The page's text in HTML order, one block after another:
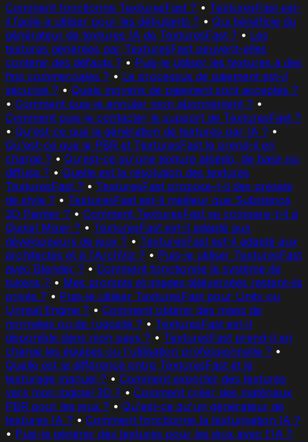
Comment fonctionne TexturesFast ? • TexturesFast est-
il facile à utiliser pour les débutants ? • Qui bénéficie du
générateur de textures IA de TexturesFast ? • Les
textures générées par TexturesFast peuvent-elles
contenir des défauts ? • Puis-je utiliser les textures à des
fins commerciales ? • Le processus de paiement est-il
sécurisé ? • Quels moyens de paiement sont acceptés ?
• Comment puis-je annuler mon abonnement ? •
Comment puis-je contacter le support de TexturesFast ?
• Qu'est-ce que la génération de textures par IA ? •
Qu'est-ce que le PBR et TexturesFast le prend-il en
charge ? • Qu'est-ce qu'une texture albédo, de base ou
diffuse ? • Quelle est la résolution des textures
TexturesFast ? • TexturesFast propose-t-il des presets
de style ? • TexturesFast est-il meilleur que Substance
3D Painter ? • Comment TexturesFast se compare-t-il à
Quixel Mixer ? • TexturesFast est-il adapté aux
développeurs de jeux ? • TexturesFast est-il adapté aux
architectes et à l'ArchViz ? • Puis-je utiliser TexturesFast
avec Blender ? • Comment fonctionne le système de
tokens ? • Mes prompts et images téléversées restent-ils
privés ? • Puis-je utiliser TexturesFast pour Unity ou
Unreal Engine ? • Comment obtenir des maps de
normales ou de rugosité ? • TexturesFast est-il
disponible dans mon pays ? • TexturesFast prend-il en
charge les équipes ou l'utilisation professionnelle ? •
Quelle est la différence entre TexturesFast et le
texturage manuel ? • Comment exporter des textures
vers mon logiciel 3D ? • Comment créer des matériaux
PBR pour les jeux ? • Qu'est-ce qu'un générateur de
textures IA ? • Comment fonctionne la texturisation IA ?
• Puis-je générer des textures pour les jeux avec l'IA ?